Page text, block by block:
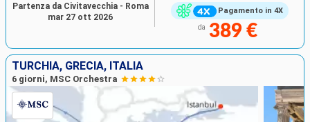
Pagamento in 4X
da 389 €
Partenza da Civitavecchia - Roma
mar 27 ott 2026
TURCHIA, GRECIA, ITALIA
6 giorni, MSC Orchestra